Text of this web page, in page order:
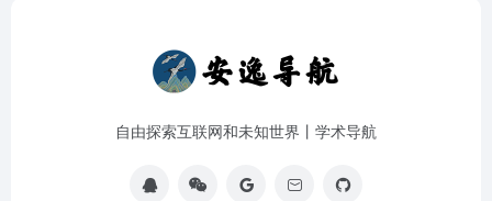
自由探索互联网和未知世界丨学术导航